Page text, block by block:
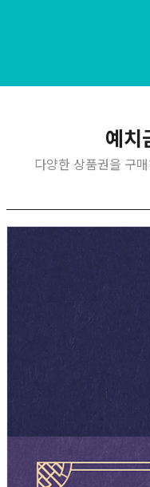
예치
다양한 상품권을 구